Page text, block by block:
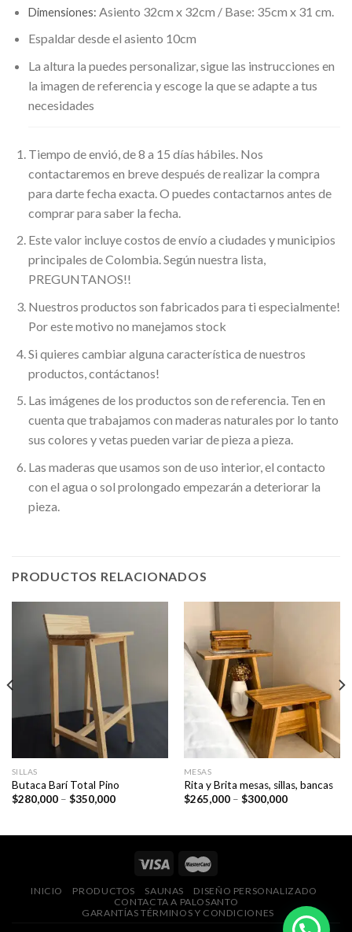
Dimensiones: Asiento 32cm x 32cm / Base: 35cm x 31 cm.
Espaldar desde el asiento 10cm
La altura la puedes personalizar, sigue las instrucciones en
la imagen de referencia y escoge la que se adapte a tus
necesidades
Tiempo de envió, de 8 a 15 días hábiles. Nos
contactaremos en breve después de realizar la compra
para darte fecha exacta. O puedes contactarnos antes de
comprar para saber la fecha.
Este valor incluye costos de envío a ciudades y municipios
principales de Colombia. Según nuestra lista,
PREGUNTANOS!!
Nuestros productos son fabricados para ti especialmente!
Por este motivo no manejamos stock
Si quieres cambiar alguna característica de nuestros
productos, contáctanos!
Las imágenes de los productos son de referencia. Ten en
cuenta que trabajamos con maderas naturales por lo tanto
sus colores y vetas pueden variar de pieza a pieza.
Las maderas que usamos son de uso interior, el contacto
con el agua o sol prolongado empezarán a deteriorar la
pieza.
PRODUCTOS RELACIONADOS
SILLAS
Butaca Barí Total Pino
$280,000 – $350,000Price
$350,000
MESAS
Rita y Brita mesas, sillas, bancas
$265,000 – $300,000Price
$300,000
INICIO PRODUCTOS SAUNAS
DISEÑO PERSONALIZADO
CONTACTA A PALOSANTO
GARANTÍAS TÉRMINOS Y CONDICIONES